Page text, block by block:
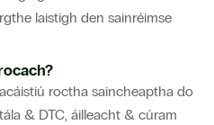
laistigh den sainréimse
roctha saincheaptha do
& DTC, áilleacht & cúram